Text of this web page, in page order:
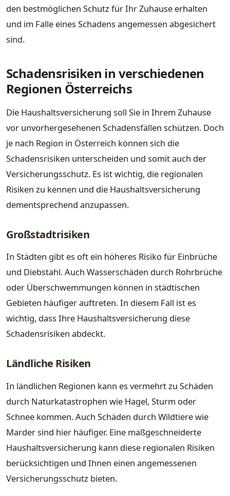
den bestmöglichen Schutz für Ihr Zuhause erhalten
und im Falle eines Schadens angemessen abgesichert
sind.
Schadensrisiken in verschiedenen
Regionen Österreichs
Die Haushaltsversicherung soll Sie in Ihrem Zuhause
vor unvorhergesehenen Schadensfällen schützen. Doch
je nach Region in Österreich können sich die
Schadensrisiken unterscheiden und somit auch der
Versicherungsschutz. Es ist wichtig, die regionalen
Risiken zu kennen und die Haushaltsversicherung
dementsprechend anzupassen.
Großstadtrisiken
In Städten gibt es oft ein höheres Risiko für Einbrüche
und Diebstahl. Auch Wasserschäden durch Rohrbrüche
oder Überschwemmungen können in städtischen
Gebieten häufiger auftreten. In diesem Fall ist es
wichtig, dass Ihre Haushaltsversicherung diese
Schadensrisiken abdeckt.
Ländliche Risiken
In ländlichen Regionen kann es vermehrt zu Schäden
durch Naturkatastrophen wie Hagel, Sturm oder
Schnee kommen. Auch Schäden durch Wildtiere wie
Marder sind hier häufiger. Eine maßgeschneiderte
Haushaltsversicherung kann diese regionalen Risiken
berücksichtigen und Ihnen einen angemessenen
Versicherungsschutz bieten.